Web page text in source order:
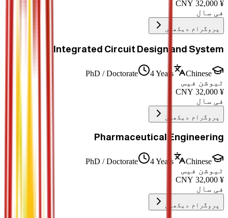
¥
32,000
فی سال
پروگرام دیکھیں
Integrated Circuit Design and System
PhD / Doctorate 4 Years
Chinese
ٹیوشن فیس
¥
32,000
فی سال
پروگرام دیکھیں
Pharmaceutical Engineering
PhD / Doctorate 4 Years
Chinese
ٹیوشن فیس
¥
32,000
فی سال
پروگرام دیکھیں